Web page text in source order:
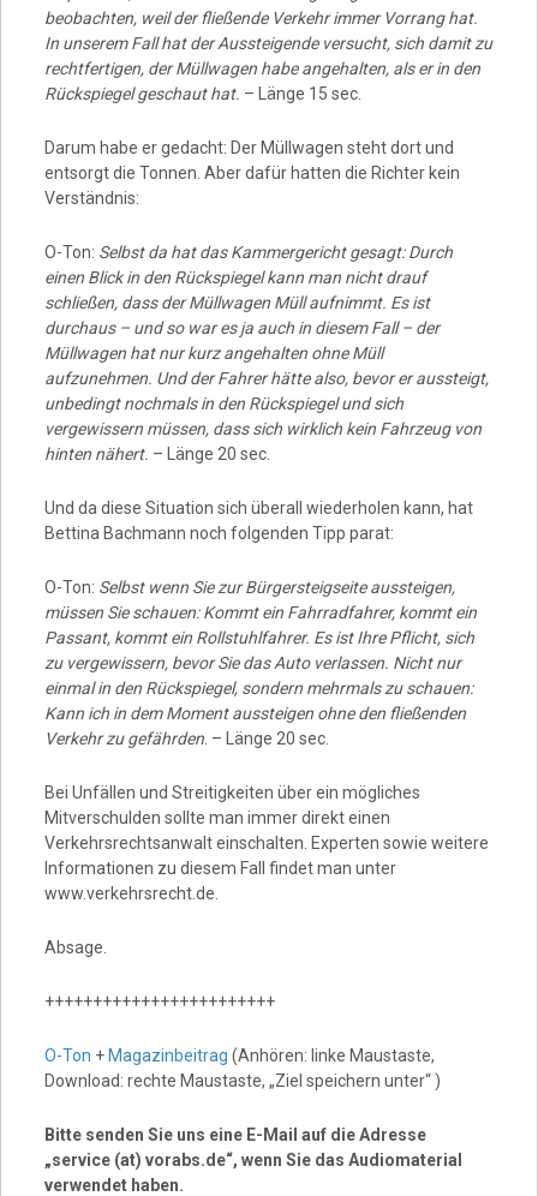
beobachten, weil der fließende Verkehr immer Vorrang hat.
In unserem Fall hat der Aussteigende versucht, sich damit zu
rechtfertigen, der Müllwagen habe angehalten, als er in den
Rückspiegel geschaut hat. – Länge 15 sec.
Darum habe er gedacht: Der Müllwagen steht dort und
entsorgt die Tonnen. Aber dafür hatten die Richter kein
Verständnis:
O-Ton: Selbst da hat das Kammergericht gesagt: Durch
einen Blick in den Rückspiegel kann man nicht drauf
schließen, dass der Müllwagen Müll aufnimmt. Es ist
durchaus – und so war es ja auch in diesem Fall – der
Müllwagen hat nur kurz angehalten ohne Müll
aufzunehmen. Und der Fahrer hätte also, bevor er aussteigt,
unbedingt nochmals in den Rückspiegel und sich
vergewissern müssen, dass sich wirklich kein Fahrzeug von
hinten nähert. – Länge 20 sec.
Und da diese Situation sich überall wiederholen kann, hat
Bettina Bachmann noch folgenden Tipp parat:
O-Ton: Selbst wenn Sie zur Bürgersteigseite aussteigen,
müssen Sie schauen: Kommt ein Fahrradfahrer, kommt ein
Passant, kommt ein Rollstuhlfahrer. Es ist Ihre Pflicht, sich
zu vergewissern, bevor Sie das Auto verlassen. Nicht nur
einmal in den Rückspiegel, sondern mehrmals zu schauen:
Kann ich in dem Moment aussteigen ohne den fließenden
Verkehr zu gefährden. – Länge 20 sec.
Bei Unfällen und Streitigkeiten über ein mögliches
Mitverschulden sollte man immer direkt einen
Verkehrsrechtsanwalt einschalten. Experten sowie weitere
Informationen zu diesem Fall findet man unter
www.verkehrsrecht.de.
Absage.
++++++++++++++++++++++++
O-Ton + Magazinbeitrag (Anhören: linke Maustaste,
Download: rechte Maustaste, „Ziel speichern unter“ )
Bitte senden Sie uns eine E-Mail auf die Adresse
„service (at) vorabs.de“, wenn Sie das Audiomaterial
verwendet haben.